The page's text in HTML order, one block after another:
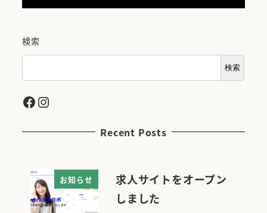
検索
検索
Facebook Instagram
Recent Posts
お知らせ
求人サイトをオープン
しました